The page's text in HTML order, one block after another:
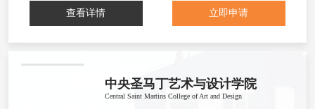
查看详情 立即申请
中央圣马丁艺术与设计学院
Central Saint Martins College of Art and Design